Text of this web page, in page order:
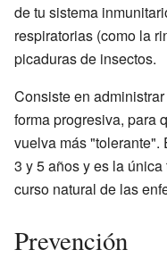
de tu sistema
respiratorias (como la
picaduras de insectos.
Consiste en
forma progresiva, para
vuelva más "tolerante".
3 y 5 años y es la
curso natural de las
Prevención